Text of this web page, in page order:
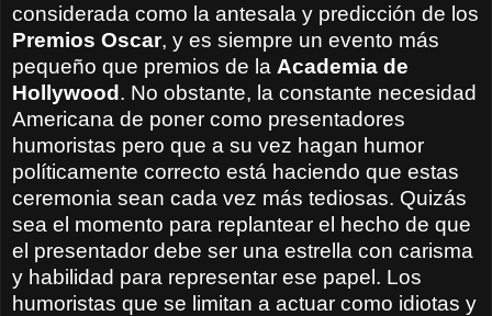
considerada como la antesala y predicción de los
Premios Oscar, y es siempre un evento más
pequeño que premios de la Academia de
Hollywood. No obstante, la constante necesidad
Americana de poner como presentadores
humoristas pero que a su vez hagan humor
políticamente correcto está haciendo que estas
ceremonia sean cada vez más tediosas. Quizás
sea el momento para replantear el hecho de que
el presentador debe ser una estrella con carisma
y habilidad para representar ese papel. Los
humoristas que se limitan a actuar como idiotas y